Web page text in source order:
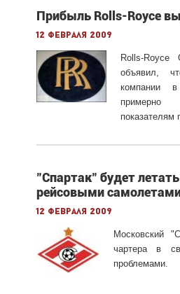
Прибыль Rolls-Royce
12 февраля 2009
Rolls-
объявил,
компании
примерно
показателям
"Спартак" будет
рейсовыми
12 февраля 2009
Московский
чартера в
проблемами.